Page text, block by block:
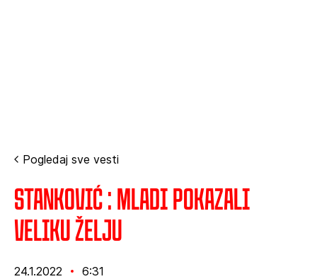
Pogledaj sve vesti
Stanković : Mladi pokazali
veliku želju
24.1.2022 6:31